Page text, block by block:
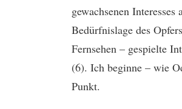
gewachsenen
Bedürfnislage des
Fernsehen – gespielte
(6). Ich beginne – wie
Punkt.